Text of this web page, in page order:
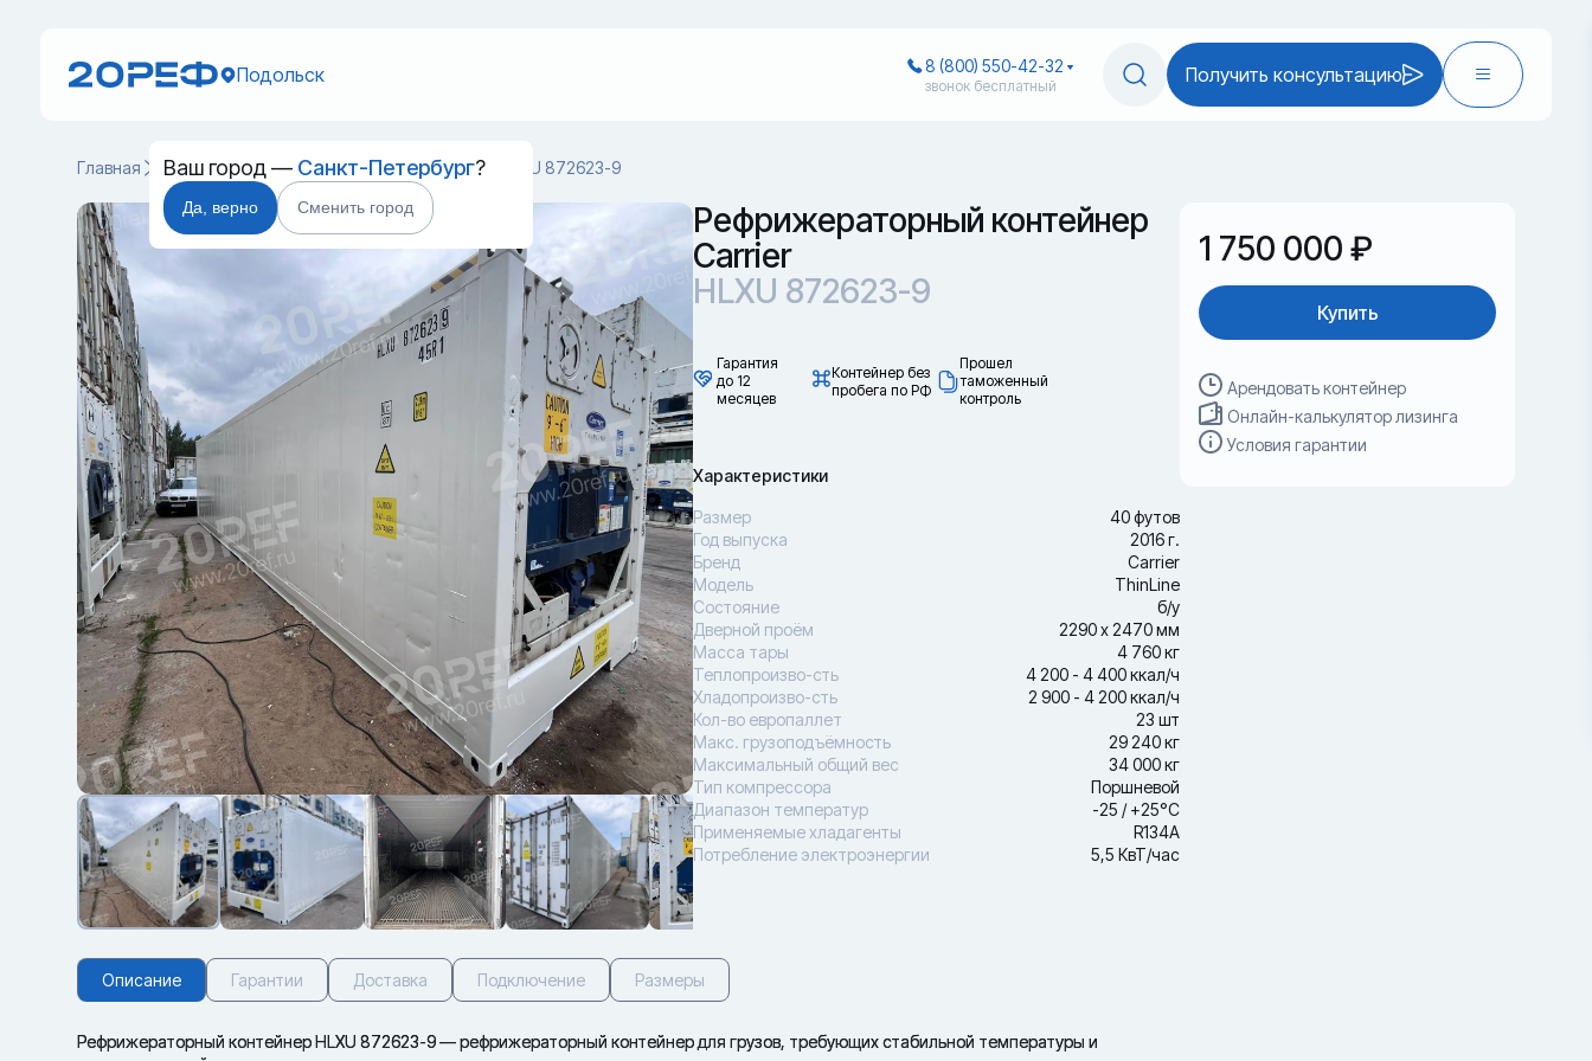
Подольск
Ваш город — Санкт-Петербург?
Да, верно Сменить город
8 (800) 550-42-32
звонок бесплатный Получить консультацию
Главная Каталог Рефрижераторные контейнеры HLXU 872623-9
Рефрижераторный контейнер
Carrier
HLXU 872623-9
Гарантия
до 12
месяцев
Контейнер без
пробега по РФ
Прошел
таможенный
контроль
Характеристики
Размер
40 футов
Год выпуска
2016 г.
Бренд
Carrier
Модель
ThinLine
Состояние
б/у
Дверной проём
2290 х 2470 мм
Масса тары
4 760 кг
Теплопроизво-сть
4 200 - 4 400 ккал/ч
Хладопроизво-сть
2 900 - 4 200 ккал/ч
Кол-во европаллет
23 шт
Макс. грузоподъёмность
29 240 кг
Максимальный общий вес
34 000 кг
Тип компрессора
Поршневой
Диапазон температур
-25 / +25°С
Применяемые хладагенты
R134A
Потребление электроэнергии
5,5 КвТ/час
1 750 000 ₽
Купить
Арендовать контейнер
Онлайн-калькулятор лизинга
Условия гарантии
Описание Гарантии Доставка Подключение Размеры
Рефрижераторный контейнер HLXU 872623-9 — рефрижераторный контейнер для грузов, требующих стабильной температуры и